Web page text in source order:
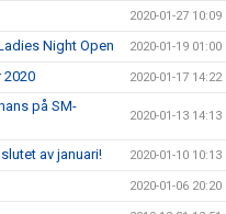
2020-01-27 10:09
Night Open 2020-01-19 01:00
2020 2020-01-17 14:22
på SM-
2020-01-13 14:13
av januari! 2020-01-10 10:13
2020-01-06 20:20